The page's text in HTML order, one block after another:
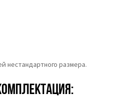
нестандартного размера.